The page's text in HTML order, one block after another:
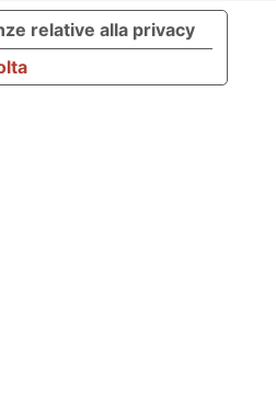
relative alla privacy